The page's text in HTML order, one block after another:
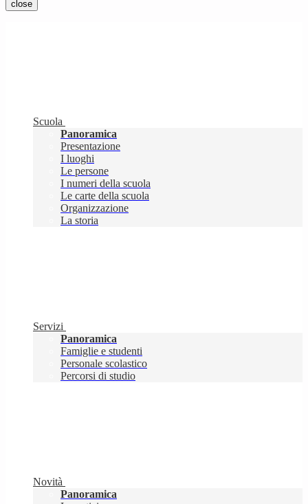
close
Scuola
Panoramica
Presentazione
I luoghi
Le persone
I numeri della scuola
Le carte della scuola
Organizzazione
La storia
Servizi
Panoramica
Famiglie e studenti
Personale scolastico
Percorsi di studio
Novità
Panoramica